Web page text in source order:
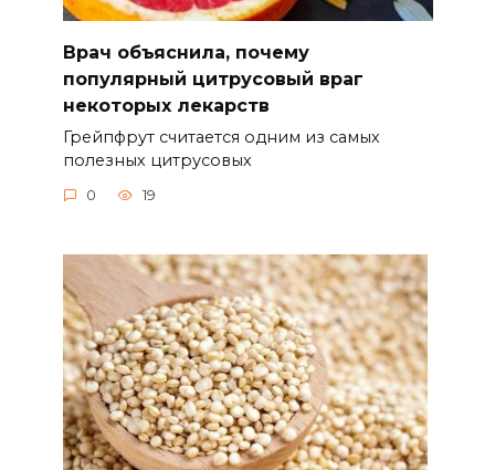
Врач объяснила, почему
популярный цитрусовый враг
некоторых лекарств
Грейпфрут считается одним из самых
полезных цитрусовых
0 19